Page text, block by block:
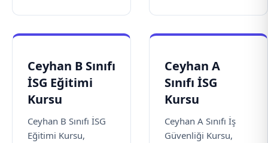
Ceyhan B Sınıfı
İSG Eğitimi
Kursu
Ceyhan B Sınıfı İSG
Eğitimi Kursu,
Ceyhan A
Sınıfı İSG
Kursu
Ceyhan A Sınıfı İş
Güvenliği Kursu,